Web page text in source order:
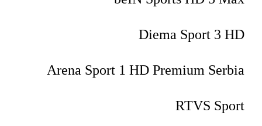
Diema Sport 3 HD
Arena Sport 1 HD Premium Serbia
RTVS Sport